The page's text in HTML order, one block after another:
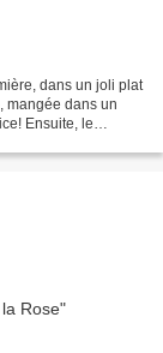
dans un joli plat
mangée dans un
Ensuite, le